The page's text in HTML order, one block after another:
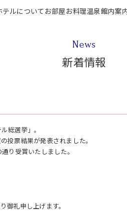
テルについて お部屋お料理温泉館内案
News
新着情報
総選挙」。
投票結果が発表されました。
り受賞いたしました。
御礼申し上げます。